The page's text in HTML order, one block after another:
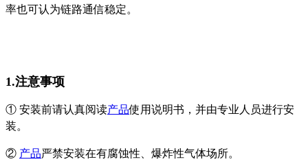
率也可认为链路通信稳定。
1.注意事项
① 安装前请认真阅读产品使用说明书，并由专业人员进行安
装。
② 产品严禁安装在有腐蚀性、爆炸性气体场所。